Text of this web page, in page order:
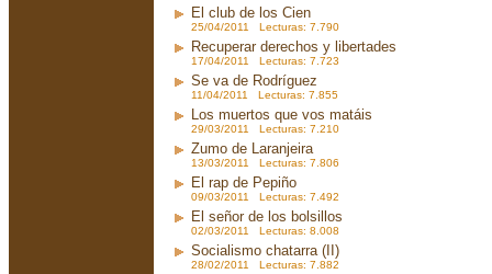
El club de los Cien
25/04/2011 Lecturas: 7.790
Recuperar derechos y libertades
17/04/2011 Lecturas: 7.723
Se va de Rodríguez
11/04/2011 Lecturas: 7.855
Los muertos que vos matáis
29/03/2011 Lecturas: 7.210
Zumo de Laranjeira
13/03/2011 Lecturas: 7.806
El rap de Pepiño
09/03/2011 Lecturas: 7.492
El señor de los bolsillos
02/03/2011 Lecturas: 8.008
Socialismo chatarra (II)
28/02/2011 Lecturas: 7.882